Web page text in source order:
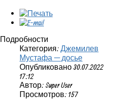
Подробности
Категория: Джемилев
Мустафа — досье
Опубликовано 30.07.2022
17:12
Автор: Super User
Просмотров: 157